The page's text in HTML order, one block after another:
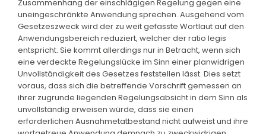
Zusammenhang der einschlägigen Regelung gegen eine
uneingeschränkte Anwendung sprechen. Ausgehend vom
Gesetzeszweck wird der zu weit gefasste Wortlaut auf den
Anwendungsbereich reduziert, welcher der ratio legis
entspricht. Sie kommt allerdings nur in Betracht, wenn sich
eine verdeckte Regelungslücke im Sinn einer planwidrigen
Unvollständigkeit des Gesetzes feststellen lässt. Dies setzt
voraus, dass sich die betreffende Vorschrift gemessen an
ihrer zugrunde liegenden Regelungsabsicht in dem Sinn als
unvollständig erweisen würde, dass sie einen
erforderlichen Ausnahmetatbestand nicht aufweist und ihre